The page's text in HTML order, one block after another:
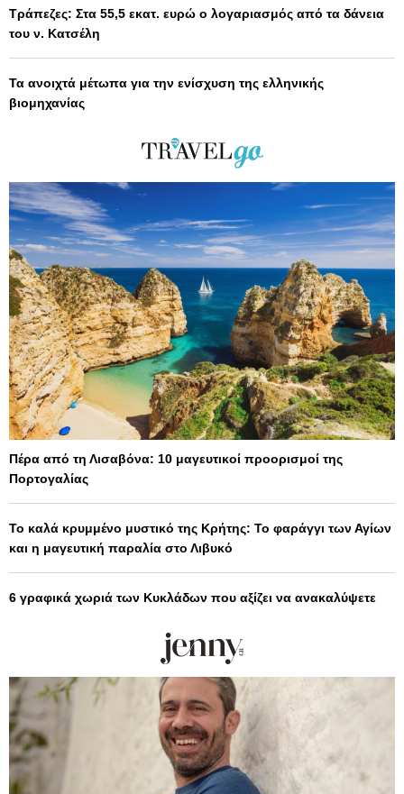
Τράπεζες: Στα 55,5 εκατ. ευρώ ο λογαριασμός από τα δάνεια
του ν. Κατσέλη
Τα ανοιχτά μέτωπα για την ενίσχυση της ελληνικής
βιομηχανίας
Πέρα από τη Λισαβόνα: 10 μαγευτικοί προορισμοί της
Πορτογαλίας
Το καλά κρυμμένο μυστικό της Κρήτης: Το φαράγγι των Αγίων
και η μαγευτική παραλία στο Λιβυκό
6 γραφικά χωριά των Κυκλάδων που αξίζει να ανακαλύψετε